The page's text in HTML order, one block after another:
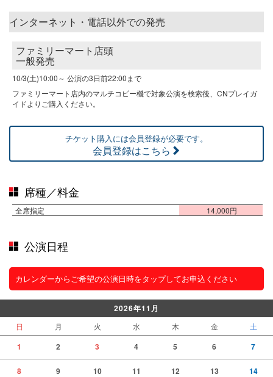
インターネット・電話以外での発売
ファミリーマート店頭
一般発売
10/3(土)10:00～ 公演の3日前22:00まで
ファミリーマート店内のマルチコピー機で対象公演を検索後、CNプレイガ
イドよりご購入ください。
チケット購入には会員登録が必要です。
会員登録はこちら
席種／料金
全席指定 14,000円
公演日程
カレンダーからご希望の公演日時をタップしてお申込ください
2026年11月
日 月 火 水 木 金 土
1 2 3 4 5 6 7
8 9 10 11 12 13 14